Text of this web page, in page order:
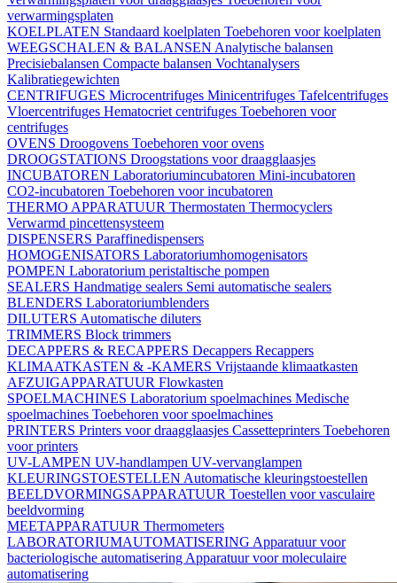
verwarmingsplaten
KOELPLATEN Standaard koelplaten Toebehoren voor koelplaten
WEEGSCHALEN & BALANSEN Analytische balansen
Precisiebalansen Compacte balansen Vochtanalysers
Kalibratiegewichten
CENTRIFUGES Microcentrifuges Minicentrifuges Tafelcentrifuges
Vloercentrifuges Hematocriet centrifuges Toebehoren voor
centrifuges
OVENS Droogovens Toebehoren voor ovens
DROOGSTATIONS Droogstations voor draagglaasjes
INCUBATOREN Laboratoriumincubatoren Mini-incubatoren
CO2-incubatoren Toebehoren voor incubatoren
THERMO APPARATUUR Thermostaten Thermocyclers
Verwarmd pincettensysteem
DISPENSERS Paraffinedispensers
HOMOGENISATORS Laboratoriumhomogenisators
POMPEN Laboratorium peristaltische pompen
SEALERS Handmatige sealers Semi automatische sealers
BLENDERS Laboratoriumblenders
DILUTERS Automatische diluters
TRIMMERS Block trimmers
DECAPPERS & RECAPPERS Decappers Recappers
KLIMAATKASTEN & -KAMERS Vrijstaande klimaatkasten
AFZUIGAPPARATUUR Flowkasten
SPOELMACHINES Laboratorium spoelmachines Medische
spoelmachines Toebehoren voor spoelmachines
PRINTERS Printers voor draagglaasjes Cassetteprinters Toebehoren
voor printers
UV-LAMPEN UV-handlampen UV-vervanglampen
KLEURINGSTOESTELLEN Automatische kleuringstoestellen
BEELDVORMINGSAPPARATUUR Toestellen voor vasculaire
beeldvorming
MEETAPPARATUUR Thermometers
LABORATORIUMAUTOMATISERING Apparatuur voor
bacteriologische automatisering Apparatuur voor moleculaire
automatisering